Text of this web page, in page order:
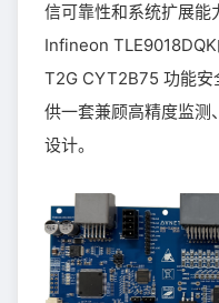
信可靠性和系统扩展能
Infineon
T2G CYT2B75 功能安
供一套兼顾高精度监测
设计。